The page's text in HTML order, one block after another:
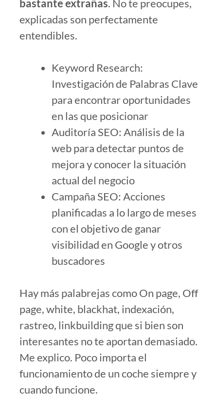
bastante extrañas. No te preocupes,
explicadas son perfectamente
entendibles.
Keyword Research:
Investigación de Palabras Clave
para encontrar oportunidades
en las que posicionar
Auditoría SEO: Análisis de la
web para detectar puntos de
mejora y conocer la situación
actual del negocio
Campaña SEO: Acciones
planificadas a lo largo de meses
con el objetivo de ganar
visibilidad en Google y otros
buscadores
Hay más palabrejas como On page, Off
page, white, blackhat, indexación,
rastreo, linkbuilding que si bien son
interesantes no te aportan demasiado.
Me explico. Poco importa el
funcionamiento de un coche siempre y
cuando funcione.